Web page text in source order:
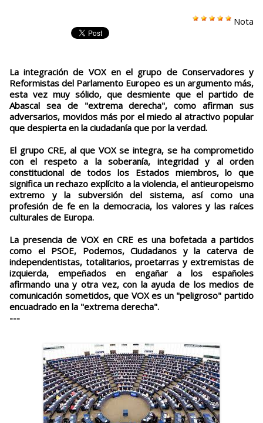
Nota
La integración de VOX en el grupo de Conservadores y
Reformistas del Parlamento Europeo es un argumento más,
esta vez muy sólido, que desmiente que el partido de
Abascal sea de "extrema derecha", como afirman sus
adversarios, movidos más por el miedo al atractivo popular
que despierta en la ciudadanía que por la verdad.
El grupo CRE, al que VOX se integra, se ha comprometido
con el respeto a la soberanía, integridad y al orden
constitucional de todos los Estados miembros, lo que
significa un rechazo explícito a la violencia, el antieuropeismo
extremo y la subversión del sistema, así como una
profesión de fe en la democracia, los valores y las raíces
culturales de Europa.
La presencia de VOX en CRE es una bofetada a partidos
como el PSOE, Podemos, Ciudadanos y la caterva de
independentistas, totalitarios, proetarras y extremistas de
izquierda, empeñados en engañar a los españoles
afirmando una y otra vez, con la ayuda de los medios de
comunicación sometidos, que VOX es un "peligroso" partido
encuadrado en la "extrema derecha".
---